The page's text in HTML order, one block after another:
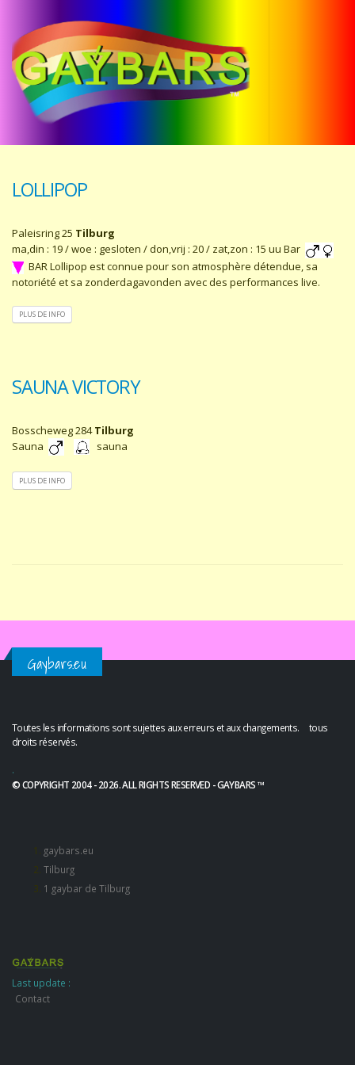
LOLLIPOP
Paleisring 25 Tilburg
ma,din : 19 / woe : gesloten / don,vrij : 20 / zat,zon : 15 uu Bar
BAR Lollipop est connue pour son atmosphère détendue, sa
notoriété et sa zonderdagavonden avec des performances live.
PLUS DE INFO
SAUNA VICTORY
Bosscheweg 284Tilburg
Sauna
sauna
PLUS DE INFO
Gaybars.eu
Toutes les informations sont sujettes aux erreurs et aux changements. tous
droits réservés.
.
© COPYRIGHT 2004 - 2026. ALL RIGHTS RESERVED - GAYBARS ™
gaybars.eu
Tilburg
1 gaybar de Tilburg
Last update :
Contact